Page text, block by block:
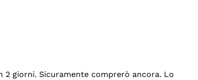
giorni. Sicuramente comprerò ancora. Lo